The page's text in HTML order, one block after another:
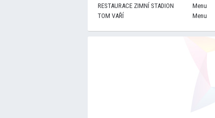
RESTAURACE ZIMNÍ STADION
Menu
TOM VAŘÍ
Menu